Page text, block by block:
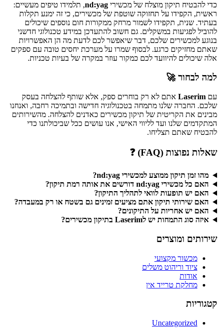
כדי להבטיח תיקון מוצלח של מכשירי nd:yag, תלמידו טיפים מעשיים:
ראשית, הקפידו על תחזוקה שוטפת של מכשירים, כי זה ימנע תקלות
בעתיד. שנית, תקפידו לשמור מרחק ממקורות חום נוספים שיכולים
להוביל לפגיעות במשקלים. גם חשוב להתעדכן במידע טכנולוגי חדשני
בנוגע למכשירים שלכם, דבר שיאפשר לכם לדעת מה הן האפשרויות
שאתם מחזיקים כרגע. לבסוף שמרו על מערכת יחסים טובה עם ספקים
אלה שיכולים להיוועד לכם כמקור עוזר במקרה של בעיות טכניות.
למה לבחור 🚀
עם Laserim אתם לא רק בוחרים ספק, אלא שותף להצלחה בעסק
שלכם. החברה שלנו מתמחה בטכנולוגיה חדישה ובתמיכה רחבה, ואנחנו
מבינים את הקריטית של תיקון מכשירים כאדנים להצלחה. מהשירותים
המתקדמים שלנו ועד לליווי האישי, אנו עושים ככל שביכולתנו כדי
להבטיח שאתם תצליחו.
שאלות נפוצות (FAQ) ❓
מהו זמן תיקון ממוצע למכשירי nd:yag?
האם כל מכשירי nd:yag דורשים את אותה רמת תיקון?
האם יש תופעות לוואי לתהליך התיקון?
האם שירותי תיקון אתם מציעים זמינים גם בשטח או רק במעבדה?
האם יש אחריות על התיקונים?
איזה סוג התמחות יש לLaserim בתיקון מכשירים?
שירותים ומוצרים
מכשור מקצועי
ציוד וריהוט משלים
אודות
מחלקת טרייד אין
קטגוריות
Uncategorized